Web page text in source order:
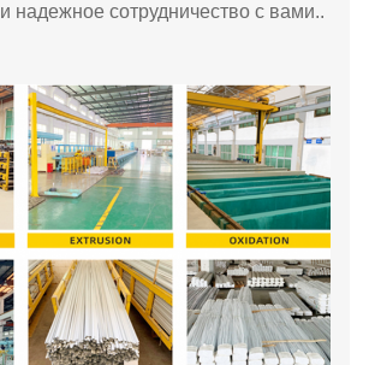
надежное сотрудничество с вами..